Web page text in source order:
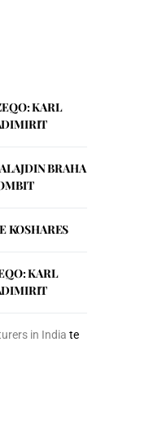
KARL
BRAHA
KOSHARES
KARL
in India te